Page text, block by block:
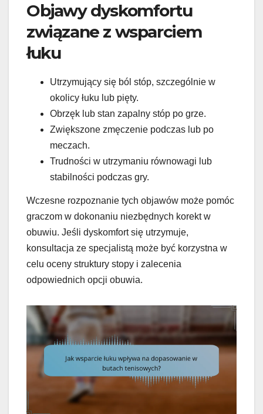
Objawy dyskomfortu
związane z wsparciem
łuku
Utrzymujący się ból stóp, szczególnie w
okolicy łuku lub pięty.
Obrzęk lub stan zapalny stóp po grze.
Zwiększone zmęczenie podczas lub po
meczach.
Trudności w utrzymaniu równowagi lub
stabilności podczas gry.
Wczesne rozpoznanie tych objawów może pomóc
graczom w dokonaniu niezbędnych korekt w
obuwiu. Jeśli dyskomfort się utrzymuje,
konsultacja ze specjalistą może być korzystna w
celu oceny struktury stopy i zalecenia
odpowiednich opcji obuwia.